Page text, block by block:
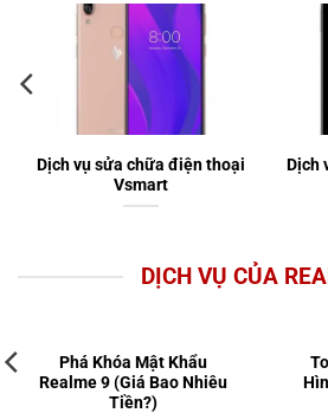
Dịch vụ sửa chữa điện thoại
Vsmart
Dịch
DỊCH VỤ CỦA
Phá Khóa Mật Khẩu
Realme 9 (Giá Bao Nhiêu
Tiền?)